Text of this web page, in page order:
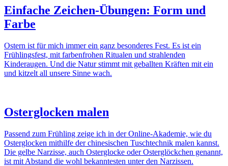
Einfache Zeichen-Übungen: Form und
Farbe
Ostern ist für mich immer ein ganz besonderes Fest. Es ist ein
Frühlingsfest, mit farbenfrohen Ritualen und strahlenden
Kinderaugen. Und die Natur stimmt mit geballten Kräften mit ein
und kitzelt all unsere Sinne wach.
Osterglocken malen
Passend zum Frühling zeige ich in der Online-Akademie, wie du
Osterglocken mithilfe der chinesischen Tuschtechnik malen kannst.
Die gelbe Narzisse, auch Osterglocke oder Osterglöckchen genannt,
ist mit Abstand die wohl bekanntesten unter den Narzissen.